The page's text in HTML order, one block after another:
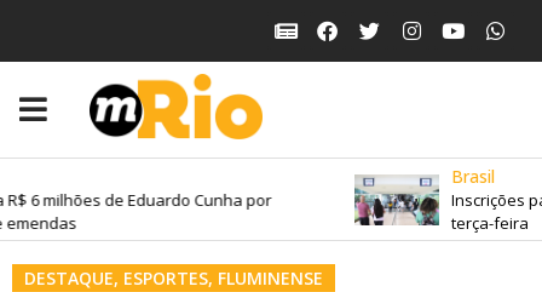
6 milhões de Eduardo Cunha por
Brasil
Inscrições
terça-feira
DESTAQUE, ESPORTES, FLUMINENSE